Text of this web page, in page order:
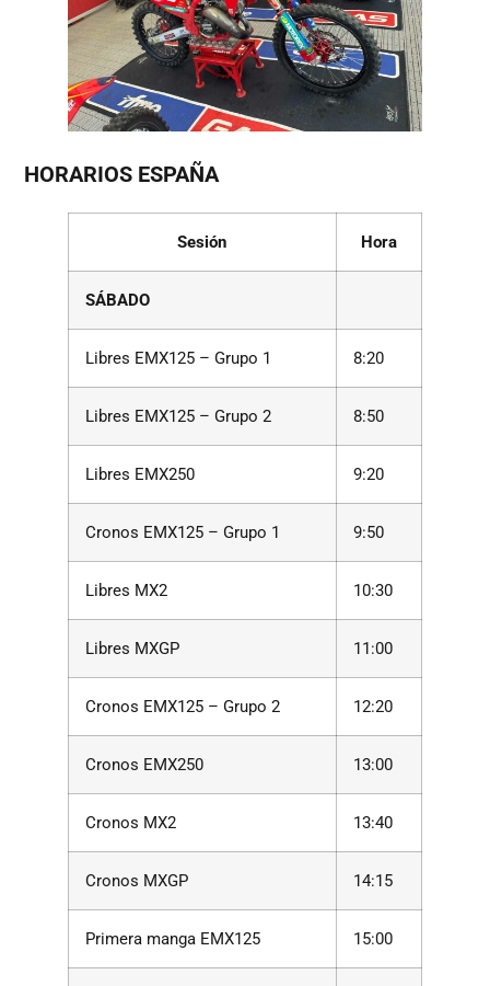
HORARIOS ESPAÑA
Sesión Hora
SÁBADO
Libres EMX125 – Grupo 1 8:20
Libres EMX125 – Grupo 2 8:50
Libres EMX250 9:20
Cronos EMX125 – Grupo 1 9:50
Libres MX2 10:30
Libres MXGP 11:00
Cronos EMX125 – Grupo 2 12:20
Cronos EMX250 13:00
Cronos MX2 13:40
Cronos MXGP 14:15
Primera manga EMX125 15:00